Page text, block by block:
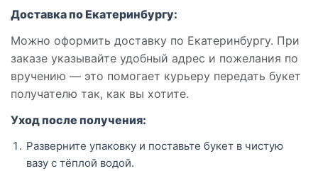
Доставка по Екатеринбургу:
Можно оформить доставку по Екатеринбургу. При
заказе указывайте удобный адрес и пожелания по
вручению — это помогает курьеру передать букет
получателю так, как вы хотите.
Уход после получения:
Разверните упаковку и поставьте букет в чистую
вазу с тёплой водой.